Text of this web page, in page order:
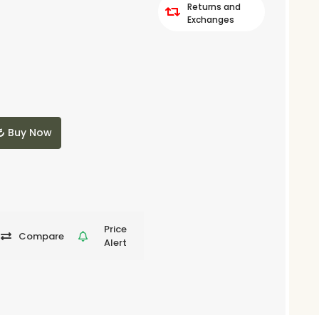
Buy Now
Compare
Price
Alert
Returns and
Exchanges